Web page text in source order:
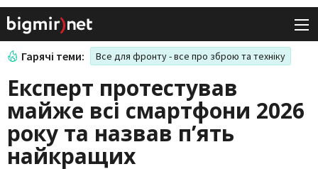
Гарячі теми: Все для фронту - все про зброю та техніку
Експерт протестував
майже всі смартфони 2026
року та назвав п’ять
найкращих